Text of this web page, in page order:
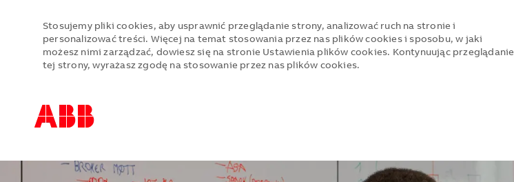
Stosujemy pliki cookies, aby usprawnić przeglądanie strony, analizować ruch na stronie i
personalizować treści. Więcej na temat stosowania przez nas plików cookies i sposobu, w jaki
możesz nimi zarządzać, dowiesz się na stronie Ustawienia plików cookies. Kontynuując przeglądanie
tej strony, wyrażasz zgodę na stosowanie przez nas plików cookies.